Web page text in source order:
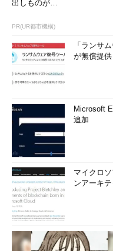
CPU使用率グラフをコア別に表示
マウスポインターを各グラフ上
の番号が確認できる。
グラフの右下には、CPU
これを見ると、CPUの性
る。
項目 概要
出しものが…
PR(UR都市機構)
「ランサ
が無償提供
Microsoft
追加
マイクロ
ンアーキ